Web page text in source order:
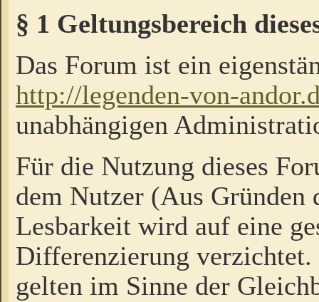
§ 1 Geltungsbereich
Das Forum ist ein
http://legenden-von-
unabhängigen
Für die Nutzung dieses
dem Nutzer (Aus Gründen
Lesbarkeit wird auf eine
Differenzierung
gelten im Sinne der